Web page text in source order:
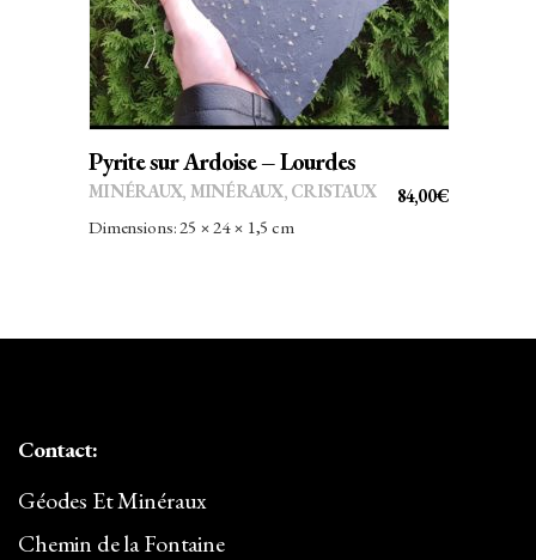
Pyrite sur Ardoise – Lourdes
84,00€
MINÉRAUX, MINÉRAUX, CRISTAUX
Dimensions: 25 × 24 × 1,5 cm
Contact:
Géodes Et Minéraux
Chemin de la Fontaine